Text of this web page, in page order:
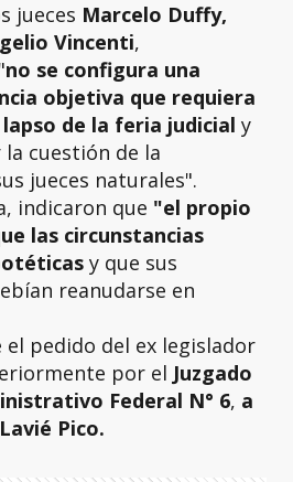
jueces Marcelo Duffy,
Vincenti,
no se configura una
objetiva que requiera
de la feria judicial y
cuestión de la
jueces naturales".
indicaron que "el propio
las circunstancias
y que sus
reanudarse en
el pedido del ex legislador
por el Juzgado
Federal N° 6, a
Pico.